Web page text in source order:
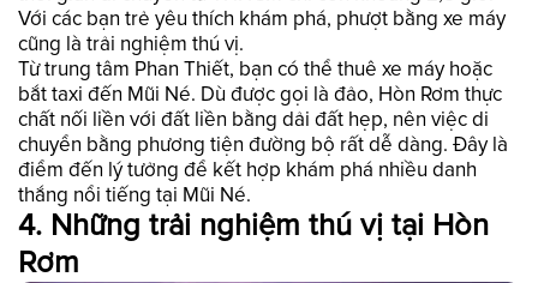
Với các bạn trẻ yêu thích khám phá, phượt bằng xe máy
cũng là trải nghiệm thú vị.
Từ trung tâm Phan Thiết, bạn có thể thuê xe máy hoặc
bắt taxi đến Mũi Né. Dù được gọi là đảo, Hòn Rơm thực
chất nối liền với đất liền bằng dải đất hẹp, nên việc di
chuyển bằng phương tiện đường bộ rất dễ dàng. Đây là
điểm đến lý tưởng để kết hợp khám phá nhiều danh
thắng nổi tiếng tại Mũi Né.
4. Những trải nghiệm thú vị tại Hòn
Rơm